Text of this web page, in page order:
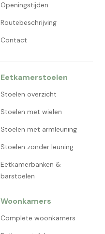
Openingstijden
Routebeschrijving
Contact
Eetkamerstoelen
Stoelen overzicht
Stoelen met wielen
Stoelen met armleuning
Stoelen zonder leuning
Eetkamerbanken &
barstoelen
Woonkamers
Complete woonkamers